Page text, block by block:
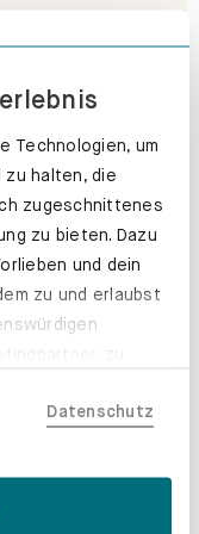
Technologien, um
halten, die
zugeschnittenes
zu bieten. Dazu
und dein
zu und erlaubst
werden
Datenschutz